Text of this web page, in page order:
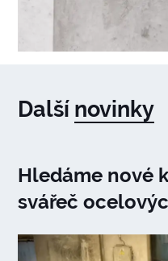
Další novinky
Hledáme nové
svářeč